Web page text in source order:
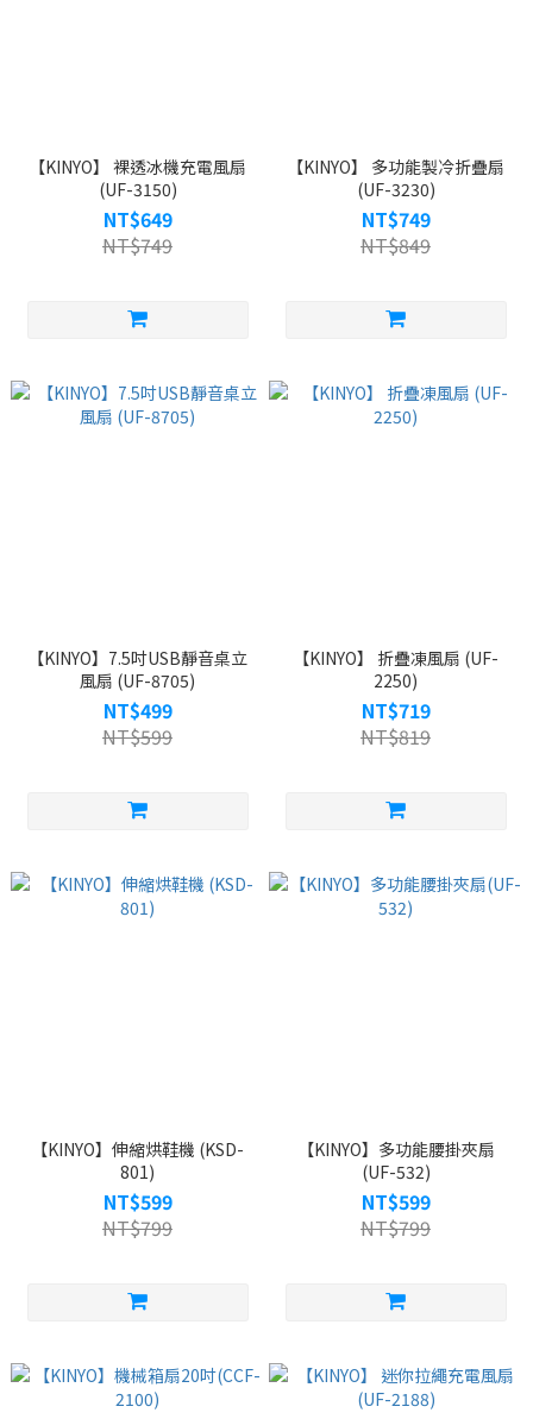
【KINYO】 裸透冰機充電風扇
(UF-3150)
NT$649
NT$749
【KINYO】 多功能製冷折疊扇
(UF-3230)
NT$749
NT$849
【KINYO】7.5吋USB靜音桌立
風扇 (UF-8705)
NT$499
NT$599
【KINYO】 折疊凍風扇 (UF-
2250)
NT$719
NT$819
【KINYO】伸縮烘鞋機 (KSD-
801)
NT$599
NT$799
【KINYO】多功能腰掛夾扇
(UF-532)
NT$599
NT$799